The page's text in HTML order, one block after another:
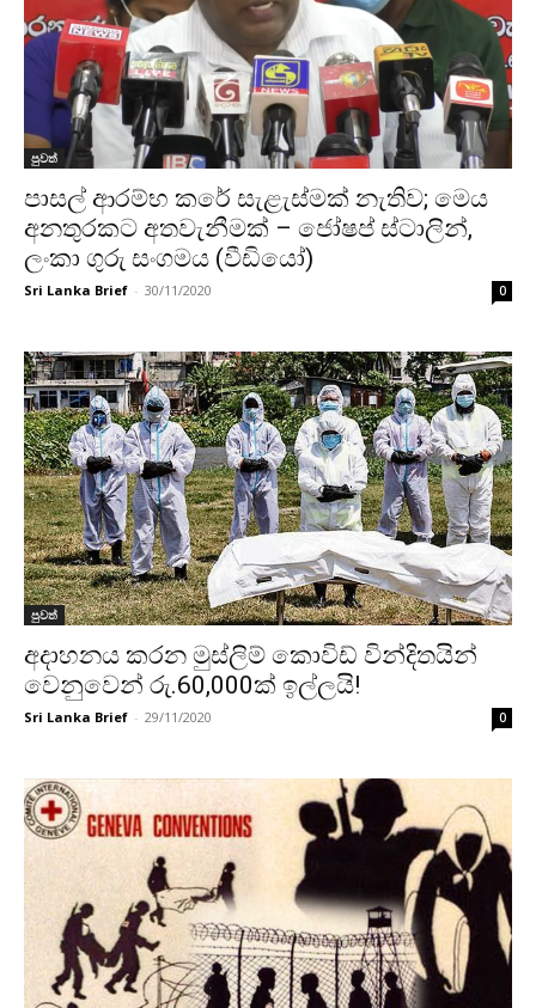
පුවත්
පාසල් ආරම්භ කරේ සැළැස්මක් නැතිව; මෙය
අනතුරකට අතවැනීමක් – ජෝෂප් ස්ටාලින්,
ලංකා ගුරු සංගමය‍ (වීඩියෝ)
Sri Lanka Brief - 30/11/2020 0
පුවත්
අදාහනය කරන මුස්ලිම් කොවිඩ් වින්දිතයින්
වෙනුවෙන් රු.60,000ක් ඉල්ලයි!
Sri Lanka Brief - 29/11/2020 0